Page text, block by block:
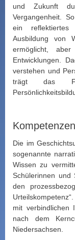
und Zukunft
Vergangenheit.
ein reflektiertes
Ausbildung von
ermöglicht,
Entwicklungen.
verstehen und
trägt das
Kompetenzen
Die im
sogenannte
Wissen zu
Schülerinnen und
den
mit verbindlichen
nach dem
Niedersachsen.